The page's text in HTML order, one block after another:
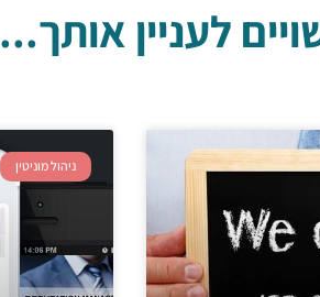
לעניין אותך...
ניהול מוניטין